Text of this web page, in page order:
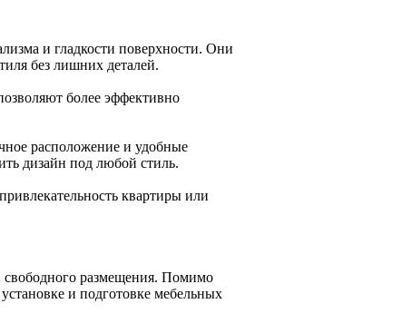
и гладкости поверхности. Они
без лишних деталей.
более эффективно
расположение и удобные
дизайн под любой стиль.
квартиры или
свободного размещения. Помимо
и подготовке мебельных